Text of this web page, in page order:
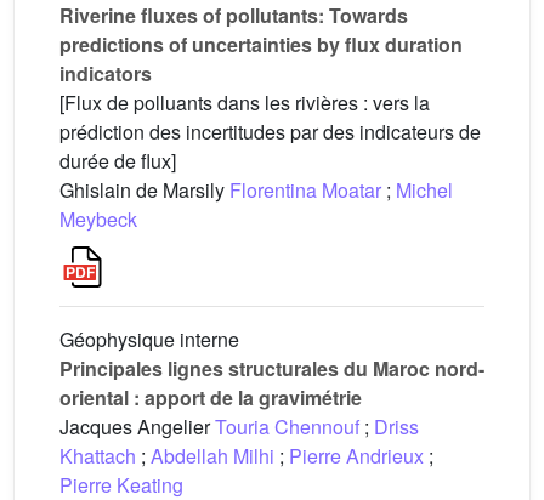
Riverine fluxes of pollutants: Towards
predictions of uncertainties by flux duration
indicators
[Flux de polluants dans les rivières : vers la
prédiction des incertitudes par des indicateurs de
durée de flux]
Ghislain de Marsily Florentina Moatar ; Michel
Meybeck
Géophysique interne
Principales lignes structurales du Maroc nord-
oriental : apport de la gravimétrie
Jacques AngelierTouria Chennouf ; Driss
Khattach ; Abdellah Milhi ; Pierre Andrieux ;
Pierre Keating